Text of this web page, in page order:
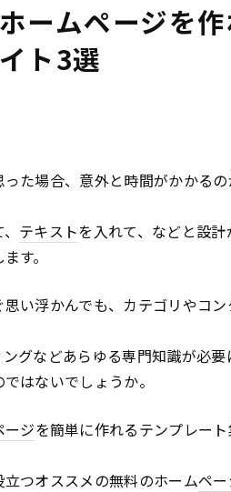
ームページを
ト3選
った場合、意外と時間がかかるの
テキストを入れて、などと設
す。
い浮かんでも、カテゴリやコン
グなどあらゆる専門知識が必
はないでしょうか。
ージを簡単に作れるテンプレー
つオススメの無料のホームペ